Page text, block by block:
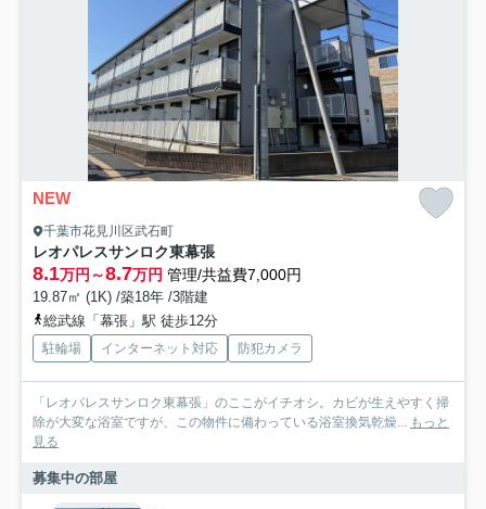
NEW
千葉市花見川区武石町
レオパレスサンロク東幕張
8.1万円～8.7万円 管理/共益費7,000円
19.87㎡ (1K) /築18年 /3階建
総武線「幕張」駅 徒歩12分
駐輪場 インターネット対応 防犯カメラ
「レオパレスサンロク東幕張」のここがイチオシ。カビが生えやすく掃
除が大変な浴室ですが、この物件に備わっている浴室換気乾燥... もっと
見る
募集中の部屋